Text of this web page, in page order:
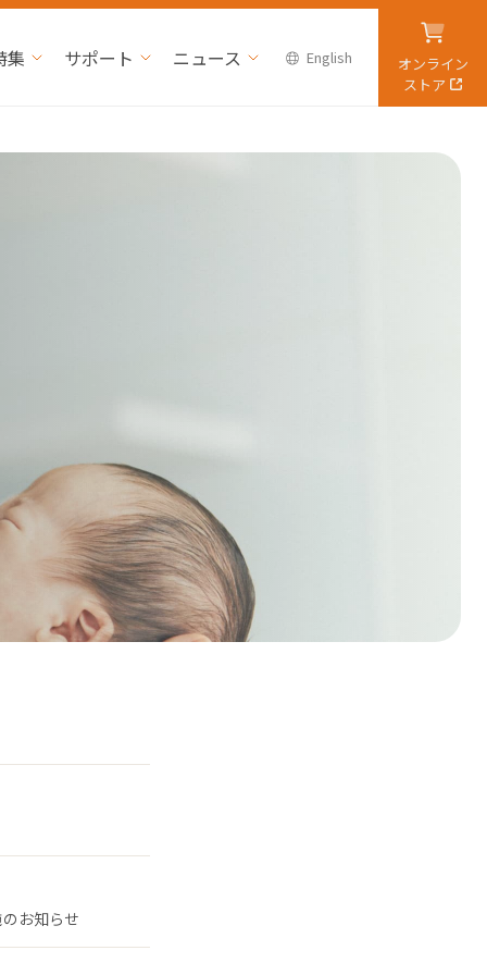
集 サポート ニュース English
オンライン
ストア
お知らせ